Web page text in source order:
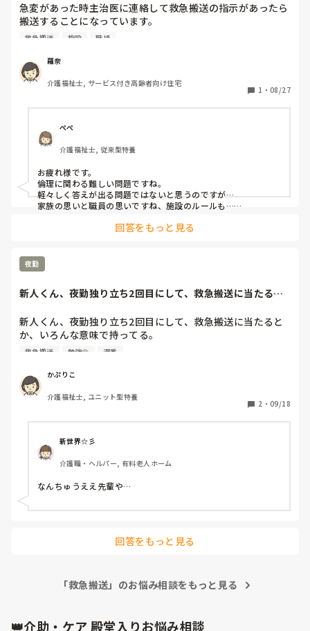
救急隊員に情報を連携し、搬送先も決まりホッと束の間、
「やっとちゃんとしたとこで見てくれるで良かったねー」
と。話を聞くと、状況を説明してもあまり人の話を聞かない
で見てくれるね！良かった」と喜んでました。しかし、ケア
マネからの連絡で「御家族さんから連絡がありまして、便が
出て意識喪失したとの事ですが、状況教えてくれません
た」工ｴｴｪｪ(´д｀)ｪｪｴｴ工と関わった職員全員項垂れてまし
た。Nsにその旨伝えると同じ反応で、「あんだけ先生につつ
いたのに家に返したってか！信じられん」と。今後の為に記
録を残して帰りましたが、モヤモヤが残りました。この場
合、私達の対処は正しかったのでしょうか...
長文読んで頂きありがとうございましたm(*_ _)m
急変があった時主治医に連絡して救急搬送の指示があったら
搬送することになっています。
施設職員が救急車に同乗はせず、家族さんに搬送先に向かっ
場合について相談です。
緊急連絡先の誰も対応できない場合は、主治医から家族さん
それでも家族が対応できなければ救急車を呼んではいけない
とケアマネに言われました。
私は納得いきません。命がかかっている場合も家族が病院に
行けないからって理由で救急車を呼ばず家族が対応できる日
になってから病院受診や救急車を呼ぶということらしいで
す。
それが正しい対応なのでしょうか。
おかしくないと思います。
介護士の私からしたら休みの日に休日出勤してでも利用者の
命を助けたいって思います。
今の施設で働いて思うことは、ルールで縛られて利用者の命
前働いていた施設は、施設で亡くなられたらご遺体の前で
職員や利用者が拝んで見送っていました。
今の施設は、亡くなられたことが他利用者にバレない様にし
だね。」で終わります。
業務が減り楽になると喜ぶ人も多いと思います。
心も愛も何もないんだなって悲しくなります。
休みの職員が見送りに施設まで来てくれました。
涙を流して「今まで本当にありがとう。」って言ってくださ
いました。私はそれに感動し泣いてしまいました。
そんな施設に入居してた祖母は幸せだったんだって
施設の印象がとても良くなりました。
利用者って所詮他人だけど、思い出もあるので亡くなるって
救急搬送 施設 職場
羅奈
介護福祉士, サービス付き高齢者向け住宅
1 ・ 08/27
ぺぺ
介護福祉士, 従来型特養
お疲れ様です。
倫理に関わる難しい問題ですね。
軽々しく答えが出る問題ではないと思うのですが…
家族の思いと職員の思いですね、施設のルールも…
らってると思います。それに沿っての事なので致し方ないかな
ための緊急連絡先なの？医者が説明してもその方がすぐ行かな
いってことは……って事ですよね💦
ね
施設も職員不足の中守らなけれいけない物を考えたら苦渋のル
ールかも知れませんね
回答をもっと見る
夜勤
新人くん、夜勤独り立ち2回目にして、救急搬送に当たると
新人くん、夜勤独り立ち2回目にして、救急搬送に当たると
か、いろんな意味で持ってる。
私もまだいた時間(サービス残業中)だったから、一緒に対応
絡とか、連絡するところは全て新人くんが対応して、私は救
急搬送付き添い。連絡してる時の言葉遣いは「〜っス」とか
言うてて、ちょっと気になったけど、頑張ってたからあえて
帰ってきてから、この前の訓練が役に立ったんじゃない？と
聞くと、まあ助かりましたけど。って。内心、きっとめちゃ
くちゃ焦ったやろうなぁ…
独り立ち初夜勤の時は、全く寝ない人が何人かいる日に当た
って、違う意味で疲れてたし。
まあ、何回も何年も夜勤してても急変に当たらんかったら学
ばれへんことも多いし、良い経験になってるんじゃない？指
不安やし…(^^;;
救急搬送 勉強会 遅番
かぷりこ
介護福祉士, ユニット型特養
2 ・ 09/18
新世界☆彡
介護職・ヘルパー, 有料老人ホーム
なんちゅうええ先輩や…
回答をもっと見る
「救急搬送」のお悩み相談をもっと見る
👑介助・ケア 殿堂入りお悩み相談